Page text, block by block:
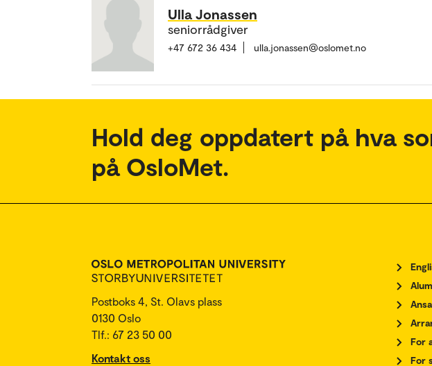
Ulla Jonassen
seniorrådgiver
+47 672 36 434 ulla.jonassen@oslomet.no
Hold deg oppdatert på hva
på OsloMet.
Postboks 4, St. Olavs plass
0130 Oslo
Tlf.: 67 23 50 00
Kontakt oss
For
For